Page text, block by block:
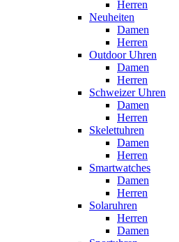
Herren
Neuheiten
Damen
Herren
Outdoor Uhren
Damen
Herren
Schweizer Uhren
Damen
Herren
Skelettuhren
Damen
Herren
Smartwatches
Damen
Herren
Solaruhren
Herren
Damen